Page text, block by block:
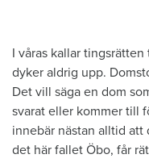
I våras kallar
dyker aldrig upp.
Det vill säga en dom
svarat eller kommer till
innebär nästan alltid att
det här fallet Öbo, får